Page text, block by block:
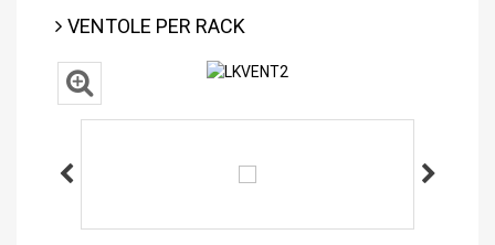
VENTOLE PER RACK